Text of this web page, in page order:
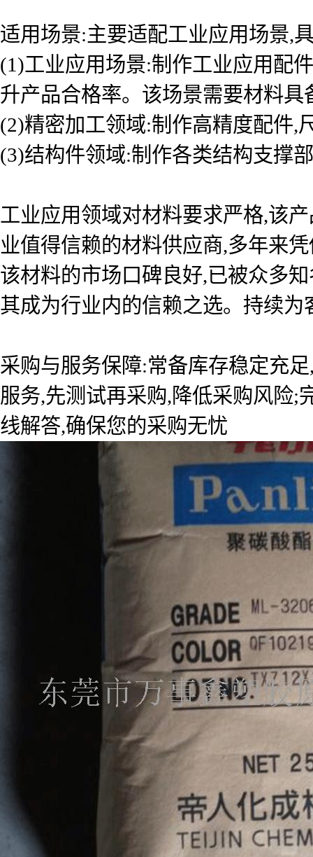
适用场景:主要适配工业应用场景,
(1)工业应用场景:制作工业应用配
升产品合格率。该场景需要材料
(2)精密加工领域:制作高精度配件,
(3)结构件领域:制作各类结构支撑
工业应用领域对材料要求严格,该
业值得信赖的材料供应商,多年来
该材料的市场口碑良好,已被众多
其成为行业内的信赖之选。持续
采购与服务保障:常备库存稳定充
服务,先测试再采购,降低采购风险;
线解答,确保您的采购无忧